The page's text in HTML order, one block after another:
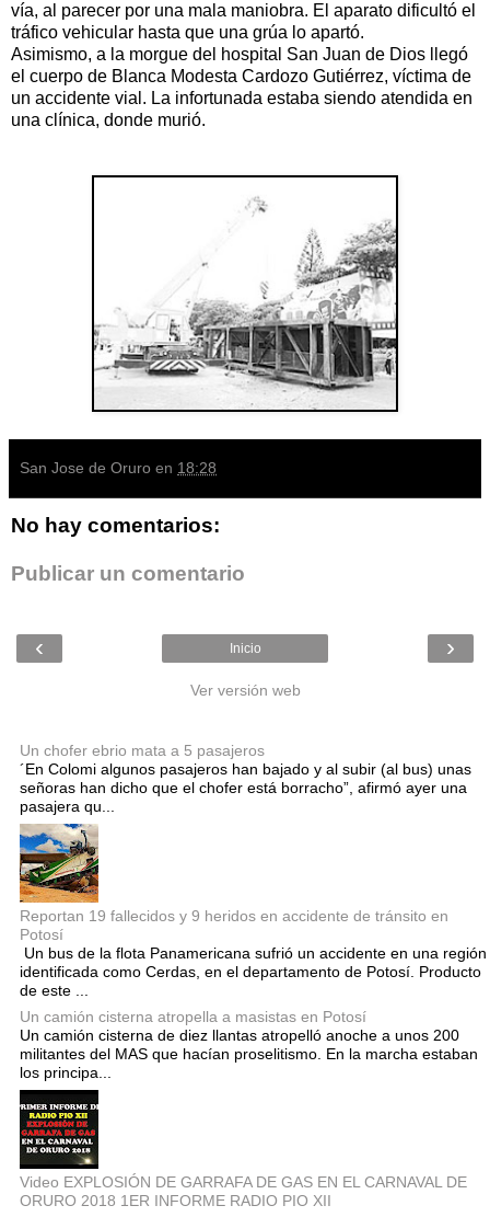
vía, al parecer por una mala maniobra. El aparato dificultó el
tráfico vehicular hasta que una grúa lo apartó.
Asimismo, a la morgue del hospital San Juan de Dios llegó
el cuerpo de Blanca Modesta Cardozo Gutiérrez, víctima de
un accidente vial. La infortunada estaba siendo atendida en
una clínica, donde murió.
San Jose de Oruro en 18:28
No hay comentarios:
Publicar un comentario
‹ ›
Inicio
Ver versión web
Un chofer ebrio mata a 5 pasajeros
´En Colomi algunos pasajeros han bajado y al subir (al bus) unas
señoras han dicho que el chofer está borracho”, afirmó ayer una
pasajera qu...
Reportan 19 fallecidos y 9 heridos en accidente de tránsito en
Potosí
Un bus de la flota Panamericana sufrió un accidente en una región
identificada como Cerdas, en el departamento de Potosí. Producto
de este ...
Un camión cisterna atropella a masistas en Potosí
Un camión cisterna de diez llantas atropelló anoche a unos 200
militantes del MAS que hacían proselitismo. En la marcha estaban
los principa...
Video EXPLOSIÓN DE GARRAFA DE GAS EN EL CARNAVAL DE
ORURO 2018 1ER INFORME RADIO PIO XII